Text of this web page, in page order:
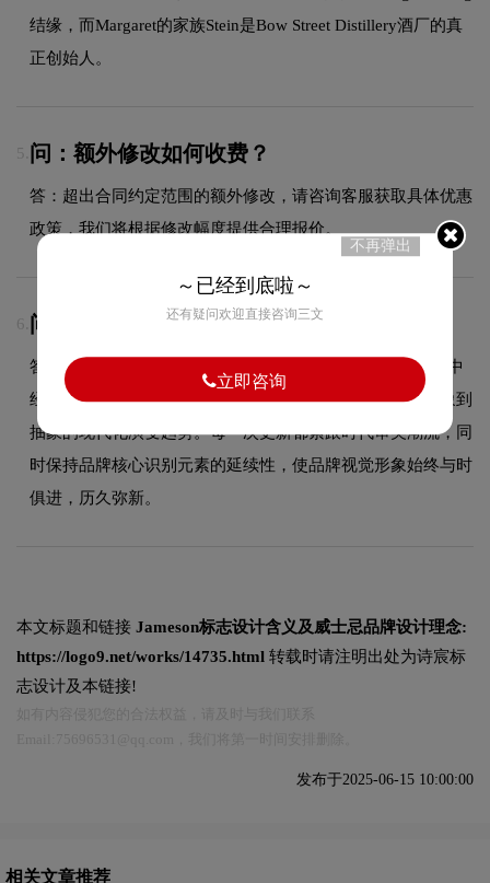
结缘，而Margaret的家族Stein是Bow Street Distillery酒厂的真
正创始人。
5. 问：额外修改如何收费？
答：超出合同约定范围的额外修改，请咨询客服获取具体优惠
政策，我们将根据修改幅度提供合理报价。
6. 问：Jameson品牌logo有过演变吗？
答：作为品牌领域的品牌，Jameson的品牌logo在发展过程中
经历了持续优化与迭代，整体呈现出从复杂到简约、从具象到
抽象的现代化演变趋势。每一次更新都紧跟时代审美潮流，同
时保持品牌核心识别元素的延续性，使品牌视觉形象始终与时
俱进，历久弥新。
本文标题和链接 Jameson标志设计含义及威士忌品牌设计理念:
https://logo9.net/works/14735.html 转载时请注明出处为诗宸标
志设计及本链接!
发布于2025-06-15 10:00:00
相关文章推荐
不再弹出
～已经到底啦～
还有疑问欢迎直接咨询三文
立即咨询